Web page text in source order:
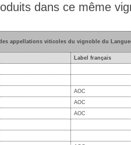
dans ce même
appellations viticoles du vignoble du
Label français
AOC
AOC
AOC